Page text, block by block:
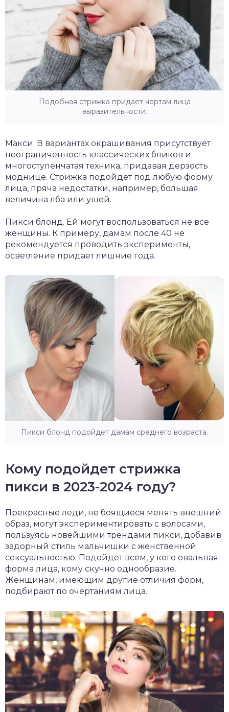
Подобная стрижка придает чертам лица
выразительности.
Макси. В вариантах окрашивания присутствует
неограниченность классических бликов и
многоступенчатая техника, придавая дерзость
моднице. Стрижка подойдет под любую форму
лица, пряча недостатки, например, большая
величина лба или ушей.
Пикси блонд. Ей могут воспользоваться не все
женщины. К примеру, дамам после 40 не
рекомендуется проводить эксперименты,
осветление придает лишние года.
Пикси блонд подойдет дамам среднего возраста.
Кому подойдет стрижка
пикси в 2023-2024 году?
Прекрасные леди, не боящиеся менять внешний
образ, могут экспериментировать с волосами,
пользуясь новейшими трендами пикси, добавив
задорный стиль мальчишки с женственной
сексуальностью. Подойдет всем, у кого овальная
форма лица, кому скучно однообразие.
Женщинам, имеющим другие отличия форм,
подбирают по очертаниям лица.